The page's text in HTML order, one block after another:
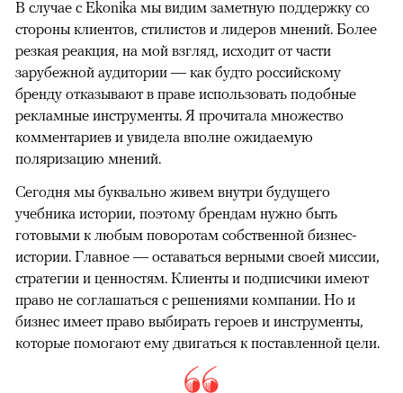
В случае с Ekonika мы видим заметную поддержку со
стороны клиентов, стилистов и лидеров мнений. Более
резкая реакция, на мой взгляд, исходит от части
зарубежной аудитории — как будто российскому
бренду отказывают в праве использовать подобные
рекламные инструменты. Я прочитала множество
комментариев и увидела вполне ожидаемую
поляризацию мнений.
Сегодня мы буквально живем внутри будущего
учебника истории, поэтому брендам нужно быть
готовыми к любым поворотам собственной бизнес-
истории. Главное — оставаться верными своей миссии,
стратегии и ценностям. Клиенты и подписчики имеют
право не соглашаться с решениями компании. Но и
бизнес имеет право выбирать героев и инструменты,
которые помогают ему двигаться к поставленной цели.